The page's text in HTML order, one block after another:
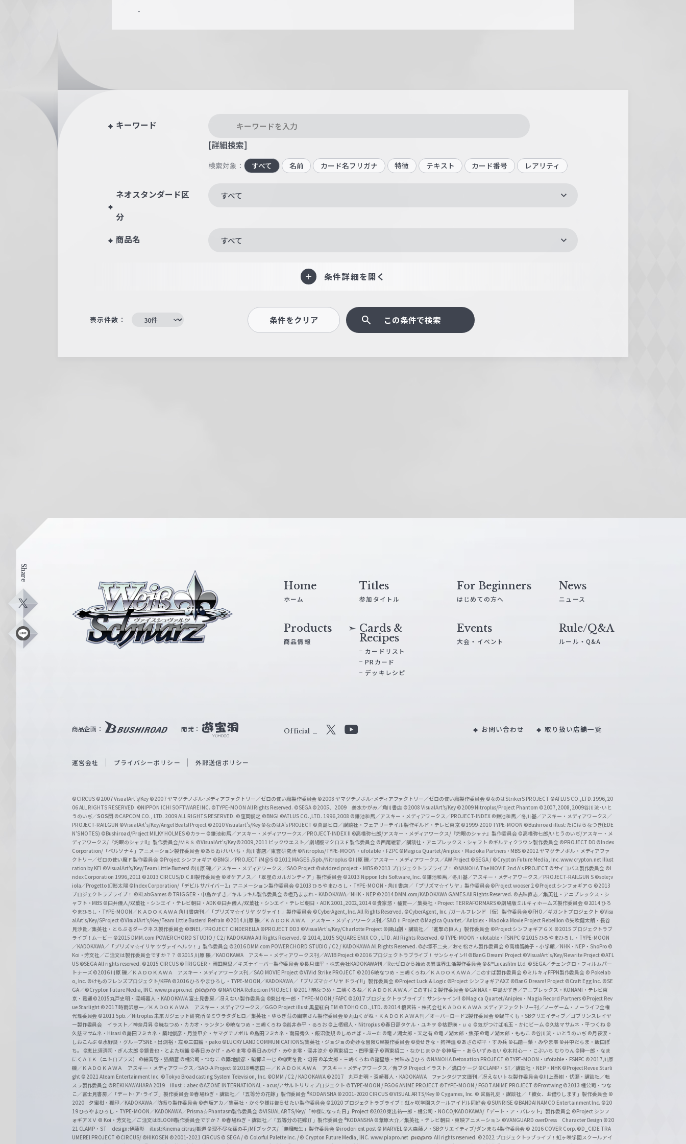
-
キーワード
[詳細検索]
検索対象： すべて 名前 カード名フリガナ 特徴 テキスト カード番号 レアリティ
ネオスタンダード区
分
すべて
商品名 すべて
条件詳細を開く
表示件数： 条件をクリア この条件で検索
Share
X
L
ス
W
i
c
h
w
a
r
z
Home
ホーム
Titles
参加タイトル
For Beginners
はじめての方へ
News
ニュース
Products
商品情報
Cards &
Recipes
カードリスト
PRカード
デッキレシピ
Events
大会・イベント
Rule/Q&A
ルール・Q&A
商品企画： 開発： Official
Y
b
e
O
f
f
i
c
i
a
l
C
h
a
n
n
e
l
お問い合わせ 取り扱い店舗一覧
運営会社 プライバシーポリシー 外部送信ポリシー
©CIRCUS ©2007 VisualArt's/Key ©2007 ヤマグチノボル･メディアファクトリー／ゼロの使い魔製作委員会 ©2008 ヤマグチノボル･メディアファクトリー／ゼロの使い魔製作委員会 ©なのはStrikerS PROJECT ©ATLUS CO.,LTD.1996,20
06 ALL RIGHTS RESERVED. ©NIPPON ICHI SOFTWARE INC. ©TYPE-MOON All Rights Reserved. ©SEGA ©2005、2009 美水かがみ／角川書店 ©2008 VisualArt's/Key ©2009 Nitroplus/Project Phantom ©2007,2008,2009谷川流･いと
うのいぢ／SOS団 ©CAPCOM CO., LTD. 2009 ALL RIGHTS RESERVED. ©窪岡俊之 ©BNGI ©ATLUS CO.,LTD. 1996,2008 ©鎌池和馬／アスキー・メディアワークス／PROJECT-INDEX ©鎌池和馬／冬川基／アスキー・メディアワークス／
PROJECT-RAILGUN ©VisualArt's/Key/Angel Beats! Project ©2010 Visualart's/Key ©なのはA's PROJECT ©真島ヒロ／講談社・フェアリーテイル製作ギルド・テレビ東京 ©1999-2010 TYPE-MOON ©Bushiroad illust:たにはらなつき(EDE
N'S NOTES) ©Bushiroad/Project MILKY HOLMES ©カラー ©鎌池和馬／アスキー・メディアワークス／PROJECT-INDEX II ©高橋弥七郎/アスキー・メディアワークス/『灼眼のシャナ』製作委員会 ©高橋弥七郎/いとうのいぢ/アスキー・メ
ディアワークス/『灼眼のシャナII』製作委員会/ＭＢＳ ©VisualArt's/Key©2009,2011 ビックウエスト／劇場版マクロスＦ製作委員会 ©西尾維新／講談社・アニプレックス・シャフト ©ギルティクラウン製作委員会 ©PROJECT DD ©Index
Corporation/「ペルソナ４」アニメーション製作委員会 ©あらゐけいいち・角川書店／東雲研究所 ©Nitroplus/TYPE-MOON・ufotable・FZPC ©Magica Quartet/Aniplex・Madoka Partners・MBS ©2012 ヤマグチノボル・メディアファ
クトリー／ゼロの使い魔Ｆ製作委員会 ©Project シンフォギア ©BNGI／PROJECT iM@S ©2012 MAGES./5pb./Nitroplus ©川原 礫／アスキー・メディアワークス／AW Project ©SEGA / ©Crypton Future Media, Inc. www.crypton.net Illust
ration by KEI ©VisualArt's/Key/Team Little Busters! ©川原 礫／アスキー・メディアワークス／SAO Project ©vividred project・MBS ©2013 プロジェクトラブライブ！ ©NANOHA The MOVIE 2nd A's PROJECT ©サイコパス製作委員会 ©I
ndex Corporation 1996,2011 ©2013 CIRCUS/D.C.III製作委員会 ©オケアノス／「翠星のガルガンティア」製作委員会 ©2013 Nippon Ichi Software, Inc. ©鎌池和馬／冬川基／アスキー・メディアワークス／PROJECT-RAILGUN S ©sole;v
iola／Progetto 幻影太陽 ©Index Corporation/「デビルサバイバー2」アニメーション製作委員会 ©2013 ひろやまひろし・TYPE-MOON・角川書店／「プリズマ☆イリヤ」製作委員会©Project wooser 2 ©Project シンフォギアＧ ©2013
プロジェクトラブライブ！ ©KLabGames © TRIGGER・中島かずき／キルラキル製作委員会 ©橙乃ままれ・KADOKAWA／NHK・NEP ©2014 DMM.com/KADOKAWA GAMES All Rights Reserved. ©古味直志／集英社・アニプレックス・シ
ャフト・MBS ©臼井儀人/双葉社・シンエイ・テレビ朝日・ADK ©臼井儀人/双葉社・シンエイ・テレビ朝日・ADK 2001,2002,2014 ©貴家悠・橘賢一／集英社・Project TERRAFORMARS©劇場版ミルキィホームズ製作委員会 ©2014 ひろ
やまひろし・TYPE-MOON／ＫＡＤＯＫＡＷＡ 角川書店刊／「プリズマ☆イリヤ ツヴァイ！」製作委員会 ©CyberAgent, Inc. All Rights Reserved. ©CyberAgent, Inc. /ガールフレンド（仮）製作委員会©FHO／ギガントプロジェクト ©Visu
alArt's/Key/SProject ©VisualArt's/Key/Team Little Busters! Refrain ©2014 川原 礫／ＫＡＤＯＫＡＷＡ アスキー・メディアワークス刊／SAOⅡ Project ©Magica Quartet／Aniplex・Madoka Movie Project Rebellion ©矢吹健太朗・長谷
見沙貴／集英社・とらぶるダークネス製作委員会 ©BNEI／PROJECT CINDERELLA ©PROJECT DD3 ©VisualArt's/Key/Charlotte Project ©諫山創・講談社／「進撃の巨人」製作委員会 ©Project シンフォギアＧＸ ©2015 プロジェクトラブ
ライブ！ムービー ©2015 DMM.com POWERCHORD STUDIO / C2 / KADOKAWA All Rights Reserved. © 2014, 2015 SQUARE ENIX CO., LTD. All Rights Reserved. ©TYPE-MOON・ufotable・FSNPC ©2015 ひろやまひろし・TYPE-MOON
／KADOKAWA／「プリズマ☆イリヤ ツヴァイ ヘルツ！」製作委員会 ©2016 DMM.com POWERCHORD STUDIO / C2 / KADOKAWA All Rights Reserved. ©赤塚不二夫／おそ松さん製作委員会 ©高橋留美子・小学館／NHK・NEP・ShoPro ©
Koi・芳文社／ご注文は製作委員会ですか？？ ©2015 川原 礫／KADOKAWA アスキー・メディアワークス刊／AWIB Project ©2016 プロジェクトラブライブ！サンシャイン!! ©BanG Dream! Project ©VisualArt's/Key/Rewrite Project ©ATL
US ©SEGA All rights reserved. ©2015 CIRCUS ©TRIGGER・岡田麿里／キズナイーバー製作委員会 ©長月達平・株式会社KADOKAWA刊／Re:ゼロから始める異世界生活製作委員会 ©&™Lucasfilm Ltd. ©SEGA／チェンクロ・フィルムパー
トナーズ©2016 川原 礫／ＫＡＤＯＫＡＷＡ アスキー・メディアワークス刊／SAO MOVIE Project ©ViVid Strike PROJECT ©2016 暁なつめ・三嶋くろね／ＫＡＤＯＫＡＷＡ／このすば製作委員会 ©ミルキィFFPN製作委員会 © Pokelab
o, Inc. ©けものフレンズプロジェクト/KFPA ©2016 ひろやまひろし・TYPE-MOON／KADOKAWA／「プリズマ☆イリヤ ドライ!!」製作委員会 ©Project Luck & Logic ©Project シンフォギアAXZ ©BanG Dream! Project ©Craft Egg Inc. ©SE
GA／ ©Crypton Future Media, INC. www.piapro.net
©NANOHA Reflection PROJECT ©2017 暁なつめ・三嶋くろね／ＫＡＤＯＫＡＷＡ／このすば２製作委員会 ©GAINAX・中島かずき／アニプレックス・KONAMI・テレビ東
京・電通 ©2015丸戸史明・深崎暮人・KADOKAWA 富士見書房／冴えない製作委員会 ©東出祐一郎・TYPE-MOON / FAPC ©2017 プロジェクトラブライブ！サンシャイン!! ©Magica Quartet/Aniplex・Magia Record Partners ©Project Rev
ue Starlight ©2017 時雨沢恵一／ＫＡＤＯＫＡＷＡ アスキー・メディアワークス／GGO Project illust.黒星紅白 TM ©TOHO CO., LTD. ©2014 榎宮祐・株式会社ＫＡＤＯＫＡＷＡ メディアファクトリー刊／ノーゲーム・ノーライフ全権
代理委員会 ©2011 5pb.／Nitroplus 未来ガジェット研究所 ©ミウラタダヒロ／集英社・ゆらぎ荘の幽奈さん製作委員会©丸山くがね・ＫＡＤＯＫＡＷＡ刊／オーバーロード2製作委員会 ©蝸牛くも・SBクリエイティブ／ゴブリンスレイヤ
ー製作委員会 イラスト／神奈月昇 ©暁なつめ・カカオ・ランタン ©暁なつめ・三嶋くろね ©岩井恭平・るろお ©上栖綴人・Nitroplus ©春日部タケル・ユキヲ ©枯野瑛・ｕｅ ©気がつけば毛玉・かにビーム ©久慈マサムネ・平つくね ©
久慈マサムネ・Hisasi ©島田フミカネ・築地俊彦・月並甲介・ヤマグチノボル ©島田フミカネ・南房秀久・飯沼俊規 ©しめさば・ぶーた ©竜ノ湖太郎・天之有 ©竜ノ湖太郎・焦茶 ©竜ノ湖太郎・ももこ ©谷川流・いとうのいぢ ©月夜涙・
しおこんぶ ©水野良・グループSNE・出渕裕・左©三田誠・pako ©LUCKY LAND COMMUNICATIONS/集英社・ジョジョの奇妙な冒険GW製作委員会 ©葵せきな・狗神煌 ©あざの耕平・すみ兵 ©石踏一榮・みやま零 ©井中だちま・飯田ぽ
ち。
©恵比須清司・ぎん太郎 ©鏡貴也・とよた瑣織 ©春日みかげ・みやま零 ©春日みかげ・みやま零・深井涼介 ©賀東招二・四季童子 ©賀東招二・なかじまゆか ©神坂一・あらいずみるい ©木村心一・こぶいち むりりん ©榊一郎・なま
にくＡＴＫ（ニトロプラス） ©細音啓・猫鍋蒼 ©橘公司・つなこ ©築地俊彦・駒都え～じ ©柳実冬貴・切符 ©羊太郎・三嶋くろね ©諸星悠・甘味みきひろ ©NANOHA Detonation PROJECT ©TYPE-MOON・ufotable・FSNPC ©2017 川原
礫／ＫＡＤＯＫＡＷＡ アスキー・メディアワークス／SAO-A Project ©2018 鴨志田 一／ＫＡＤＯＫＡＷＡ アスキー・メディアワークス／青ブタ Project イラスト／溝口ケージ ©CLAMP・ST／講談社・NEP・NHK ©Project Revue Starli
ght © 2021 Ateam Entertainment Inc. ©Tokyo Broadcasting System Television, Inc. ©DMM / C2 / KADOKAWA ©2017 丸戸史明・深崎暮人・KADOKAWA ファンタジア文庫刊／冴えない♭な製作委員会©川上泰樹・伏瀬・講談社／転
スラ製作委員会 ©REKI KAWAHARA 2019 illust：abec ©AZONE INTERNATIONAL・acus/アサルトリリィプロジェクト ©TYPE-MOON / FGO6 ANIME PROJECT ©TYPE-MOON / FGO7 ANIME PROJECT ©Frontwing ©2013 橘公司・つな
こ／富士見書房／「デート･ア･ライブ」製作委員会©春場ねぎ・講談社／「五等分の花嫁」製作委員会 ®KODANSHA ©2001-2020 CIRCUS ©VISUAL ARTS/Key © Cygames, Inc. © 宮島礼吏・講談社／「彼女、お借りします」製作委員会 ©
2020 夕蜜柑・狐印／KADOKAWA／防振り製作委員会 ©赤坂アカ／集英社・かぐや様は告らせたい製作委員会 ©2020 プロジェクトラブライブ！虹ヶ咲学園スクールアイドル同好会 ©SUNRISE ©BANDAI NAMCO Entertainment Inc. ©20
19 ひろやまひろし・TYPE-MOON／KADOKAWA／Prisma☆Phantasm製作委員会 ©VISUAL ARTS/Key/「神様になった日」Project ©2020 東出祐一郎・橘公司・NOCO/KADOKAWA/「デート・ア・バレット」製作委員会 ©Project シンフ
ォギアＸＶ © Koi・芳文社／ご注文はBLOOM製作委員会ですか？ ©春場ねぎ・講談社／「五等分の花嫁∬」製作委員会 ®KODANSHA ©葦原大介／集英社・テレビ朝日・東映アニメーション ©VANGUARD overDress Character Design ©20
21 CLAMP・ST design:伊藤彰 illust:Kinema citrus/獣道 ©理不尽な孫の手/MFブックス/「無職転生」製作委員会 ©irodori ent post © MARVEL ©大森藤ノ・SBクリエイティブ/ダンまち4製作委員会 © 2016 COVER Corp. ©D_CIDE TRA
UMEREI PROJECT ©CIRCUS/ ©HIKOSEN ©2001-2021 CIRCUS © SEGA / © Colorful Palette Inc. / © Crypton Future Media, INC. www.piapro.net All rights reserved. ©2022 プロジェクトラブライブ！虹ヶ咲学園スクールアイ